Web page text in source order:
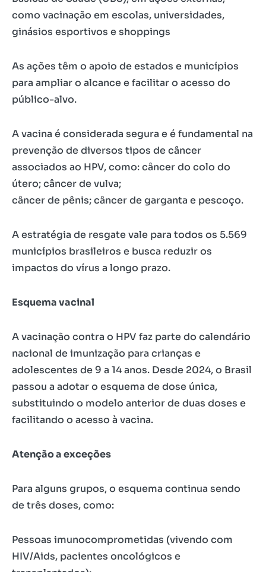
como vacinação em escolas, universidades,
ginásios esportivos e shoppings
As ações têm o apoio de estados e municípios
para ampliar o alcance e facilitar o acesso do
público-alvo.
A vacina é considerada segura e é fundamental na
prevenção de diversos tipos de câncer
associados ao HPV, como: câncer do colo do
útero; câncer de vulva;
câncer de pênis; câncer de garganta e pescoço.
A estratégia de resgate vale para todos os 5.569
municípios brasileiros e busca reduzir os
impactos do vírus a longo prazo.
Esquema vacinal
A vacinação contra o HPV faz parte do calendário
nacional de imunização para crianças e
adolescentes de 9 a 14 anos. Desde 2024, o Brasil
passou a adotar o esquema de dose única,
substituindo o modelo anterior de duas doses e
facilitando o acesso à vacina.
Atenção a exceções
Para alguns grupos, o esquema continua sendo
de três doses, como:
Pessoas imunocomprometidas (vivendo com
HIV/Aids, pacientes oncológicos e